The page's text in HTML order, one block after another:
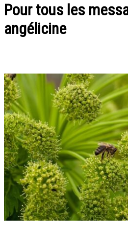
Pour tous les
angélicine